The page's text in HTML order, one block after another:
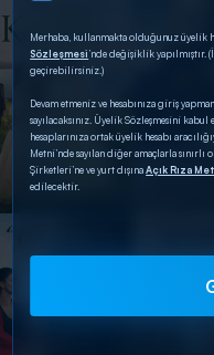
DİĞER SONUÇLAR
Merhaba, kullanmakta olduğunuz üyelik
Sözleşmesi’nde değişiklik
geçirebilirsiniz.)
Devam etmeniz ve hesabınıza giriş
sayılacaksınız. Üyelik Sözleşmesini
hesaplarınıza ortak üyelik hesabı
Metni’nde sayılan diğer amaçlarla
Şirketleri’ne ve yurt dışınaAçık Rıza
edilecektir.